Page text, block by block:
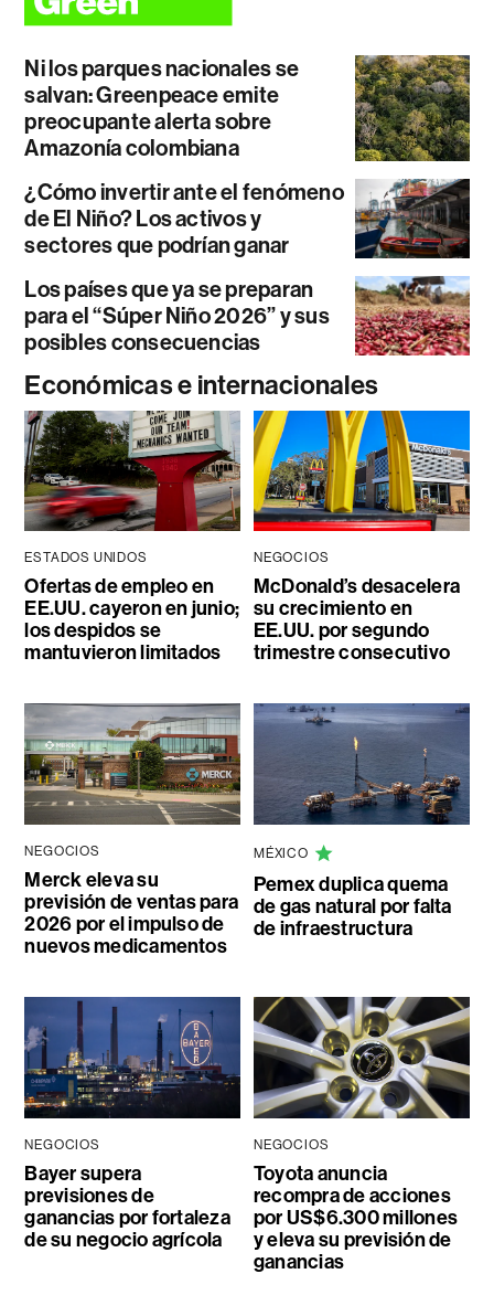
Ni los parques nacionales se
salvan: Greenpeace emite
preocupante alerta sobre
Amazonía colombiana
¿Cómo invertir ante el fenómeno
de El Niño? Los activos y
sectores que podrían ganar
Los países que ya se preparan
para el “Súper Niño 2026” y sus
posibles consecuencias
Económicas e internacionales
ESTADOS UNIDOS
Ofertas de empleo en
EE.UU. cayeron en junio;
los despidos se
mantuvieron limitados
NEGOCIOS
McDonald’s desacelera
su crecimiento en
EE.UU. por segundo
trimestre consecutivo
NEGOCIOS
Merck eleva su
previsión de ventas para
2026 por el impulso de
nuevos medicamentos
MÉXICO
Pemex duplica quema
de gas natural por falta
de infraestructura
NEGOCIOS
Bayer supera
previsiones de
ganancias por fortaleza
de su negocio agrícola
NEGOCIOS
Toyota anuncia
recompra de acciones
por US$6.300 millones
y eleva su previsión de
ganancias